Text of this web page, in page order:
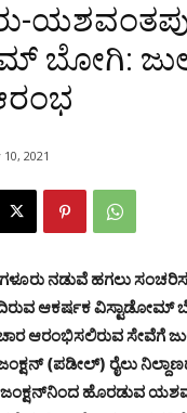
ಬೋಗಿ:
10, 2021
ನಡುವೆ ಹಗಲು
ಆಕರ್ಷಕ ವಿಸ್ಟಾಡೋಮ್
ಆರಂಭಿಸಲಿರುವ ಸೇವೆಗೆ
(ಪಡೀಲ್) ರೈಲು
ಹೊರಡುವ